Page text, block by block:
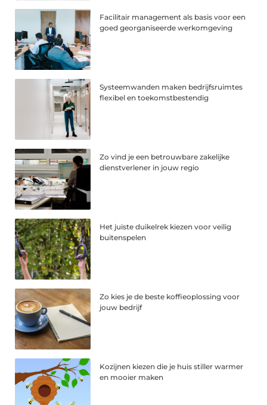
Facilitair management als basis voor een
goed georganiseerde werkomgeving
Systeemwanden maken bedrijfsruimtes
flexibel en toekomstbestendig
Zo vind je een betrouwbare zakelijke
dienstverlener in jouw regio
Het juiste duikelrek kiezen voor veilig
buitenspelen
Zo kies je de beste koffieoplossing voor
jouw bedrijf
Kozijnen kiezen die je huis stiller warmer
en mooier maken